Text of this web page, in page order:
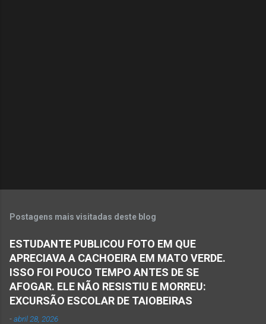
Postagens mais visitadas deste blog
ESTUDANTE PUBLICOU FOTO EM QUE
APRECIAVA A CACHOEIRA EM MATO VERDE.
ISSO FOI POUCO TEMPO ANTES DE SE
AFOGAR. ELE NÃO RESISTIU E MORREU:
EXCURSÃO ESCOLAR DE TAIOBEIRAS
-abril 28, 2026